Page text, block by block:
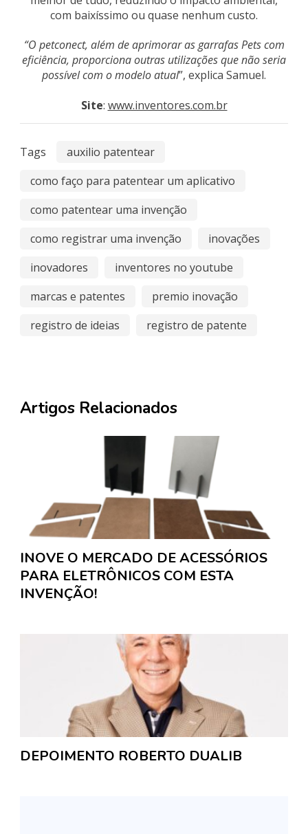
com baixíssimo ou quase nenhum custo.
“O petconect, além de aprimorar as garrafas Pets com
eficiência, proporciona outras utilizações que não seria
possível com o modelo atual”, explica Samuel.
Site: www.inventores.com.br
Tags
auxilio patentear
como faço para patentear um aplicativo
como patentear uma invenção
como registrar uma invenção
inovações
inovadores
inventores no youtube
marcas e patentes
premio inovação
registro de ideias
registro de patente
Artigos Relacionados
INOVE O MERCADO DE ACESSÓRIOS
PARA ELETRÔNICOS COM ESTA
INVENÇÃO!
DEPOIMENTO ROBERTO DUALIB